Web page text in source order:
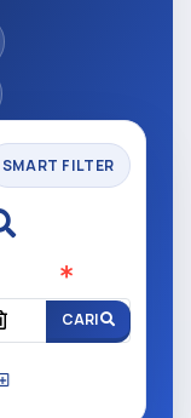
SMART FILTER
CARI